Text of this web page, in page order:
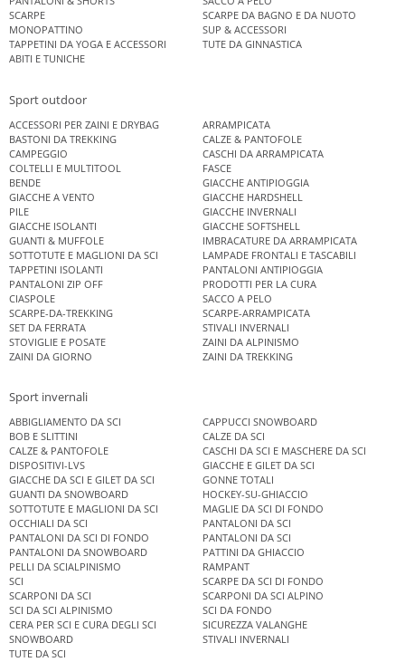
SCARPE
SCARPE DA BAGNO E DA NUOTO
MONOPATTINO
SUP & ACCESSORI
TAPPETINI DA YOGA E ACCESSORI
TUTE DA GINNASTICA
ABITI E TUNICHE
Sport outdoor
ACCESSORI PER ZAINI E DRYBAG
ARRAMPICATA
BASTONI DA TREKKING
CALZE & PANTOFOLE
CAMPEGGIO
CASCHI DA ARRAMPICATA
COLTELLI E MULTITOOL
FASCE
BENDE
GIACCHE ANTIPIOGGIA
GIACCHE A VENTO
GIACCHE HARDSHELL
PILE
GIACCHE INVERNALI
GIACCHE ISOLANTI
GIACCHE SOFTSHELL
GUANTI & MUFFOLE
IMBRACATURE DA ARRAMPICATA
SOTTOTUTE E MAGLIONI DA SCI
LAMPADE FRONTALI E TASCABILI
TAPPETINI ISOLANTI
PANTALONI ANTIPIOGGIA
PANTALONI ZIP OFF
PRODOTTI PER LA CURA
CIASPOLE
SACCO A PELO
SCARPE-DA-TREKKING
SCARPE-ARRAMPICATA
SET DA FERRATA
STIVALI INVERNALI
STOVIGLIE E POSATE
ZAINI DA ALPINISMO
ZAINI DA GIORNO
ZAINI DA TREKKING
Sport invernali
ABBIGLIAMENTO DA SCI
CAPPUCCI SNOWBOARD
BOB E SLITTINI
CALZE DA SCI
CALZE & PANTOFOLE
CASCHI DA SCI E MASCHERE DA SCI
DISPOSITIVI-LVS
GIACCHE E GILET DA SCI
GIACCHE DA SCI E GILET DA SCI
GONNE TOTALI
GUANTI DA SNOWBOARD
HOCKEY-SU-GHIACCIO
SOTTOTUTE E MAGLIONI DA SCI
MAGLIE DA SCI DI FONDO
OCCHIALI DA SCI
PANTALONI DA SCI
PANTALONI DA SCI DI FONDO
PANTALONI DA SCI
PANTALONI DA SNOWBOARD
PATTINI DA GHIACCIO
PELLI DA SCIALPINISMO
RAMPANT
SCI
SCARPE DA SCI DI FONDO
SCARPONI DA SCI
SCARPONI DA SCI ALPINO
SCI DA SCI ALPINISMO
SCI DA FONDO
CERA PER SCI E CURA DEGLI SCI
SICUREZZA VALANGHE
SNOWBOARD
STIVALI INVERNALI
TUTE DA SCI